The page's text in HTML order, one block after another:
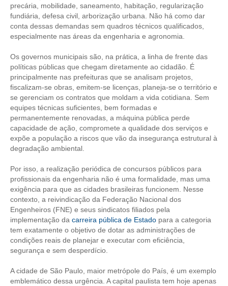
CONTRIBUIÇÃO SINDICAL URBANA
REVISÃO DE APOSENTADORIA
FGTS CORREÇÃO
LEI 4.950-A/1966 – PISO SALARIAL
LEI 5.194/1966 – REGULAMENTAÇÃO DA PROFISSÃO
RES 1.002/2002 – CÓDIGO DE ÉTICA
HOMOLOGAÇÕES
PISO SALARIAL
FIQUE POR DENTRO
APRESENTAÇÃO
precária, mobilidade, saneamento, habitação, regularização
fundiária, defesa civil, arborização urbana. Não há como dar
conta dessas demandas sem quadros técnicos qualificados,
especialmente nas áreas da engenharia e agronomia.
Os governos municipais são, na prática, a linha de frente das
políticas públicas que chegam diretamente ao cidadão. É
principalmente nas prefeituras que se analisam projetos,
fiscalizam-se obras, emitem-se licenças, planeja-se o território e
se gerenciam os contratos que moldam a vida cotidiana. Sem
equipes técnicas suficientes, bem formadas e
permanentemente renovadas, a máquina pública perde
capacidade de ação, compromete a qualidade dos serviços e
expõe a população a riscos que vão da insegurança estrutural à
degradação ambiental.
Por isso, a realização periódica de concursos públicos para
profissionais da engenharia não é uma formalidade, mas uma
exigência para que as cidades brasileiras funcionem. Nesse
contexto, a reivindicação da Federação Nacional dos
Engenheiros (FNE) e seus sindicatos filiados pela
implementação da carreira pública de Estado para a categoria
tem exatamente o objetivo de dotar as administrações de
condições reais de planejar e executar com eficiência,
segurança e sem desperdício.
A cidade de São Paulo, maior metrópole do País, é um exemplo
emblemático dessa urgência. A capital paulista tem hoje apenas